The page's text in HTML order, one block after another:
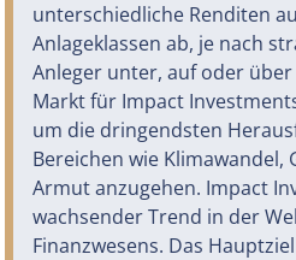
unterschiedliche Renditen
Anlageklassen ab, je nach
Anleger unter, auf oder
Markt für Impact
um die dringendsten
Bereichen wie Klimawandel,
Armut anzugehen. Impact
wachsender Trend in der
Finanzwesens. Das